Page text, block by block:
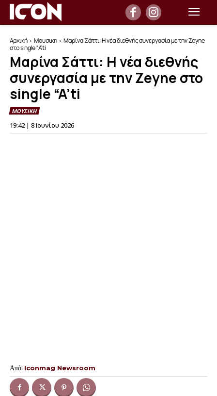
Αρχική Μουσικη
Μαρίνα Σάττι: Η νέα διεθνής συνεργασία με την Zeyne
στο single "A’ti
Μαρίνα Σάττι: Η νέα διεθνής
συνεργασία με την Zeyne στο
single “A’ti
ΜΟΥΣΙΚΗ
19:42 | 8 Ιουνίου 2026
Από: Iconmag Newsroom